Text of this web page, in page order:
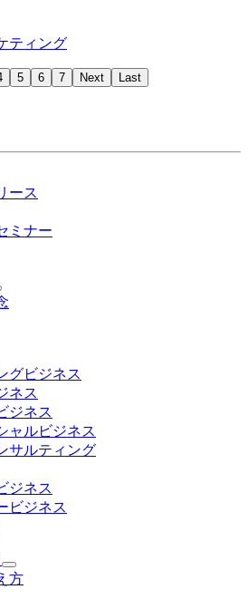
ティング
5 6 7 Next Last
ース
ミナー
グビジネス
ネス
ジネス
ャルビジネス
サルティング
ジネス
ビジネス
方